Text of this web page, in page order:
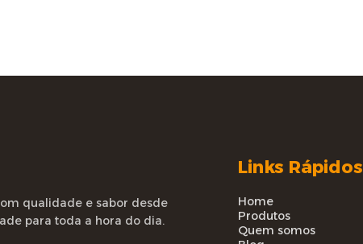
qualidade e sabor desde
para toda a hora do dia.
Links Rápidos
Home
Produtos
Quem somos